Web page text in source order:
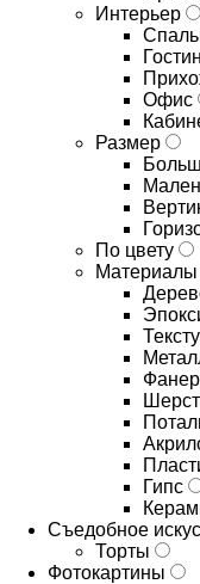
Интерьер
Офис
Размер
По цвету
Материалы
Гипс
Съедобное
Торты
Фотокартины